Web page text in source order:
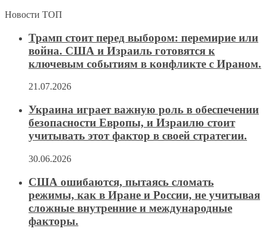
Новости ТОП
Трамп стоит перед выбором: перемирие или
война. США и Израиль готовятся к
ключевым событиям в конфликте с Ираном.
21.07.2026
Украина играет важную роль в обеспечении
безопасности Европы, и Израилю стоит
учитывать этот фактор в своей стратегии.
30.06.2026
США ошибаются, пытаясь сломать
режимы, как в Иране и России, не учитывая
сложные внутренние и международные
факторы.